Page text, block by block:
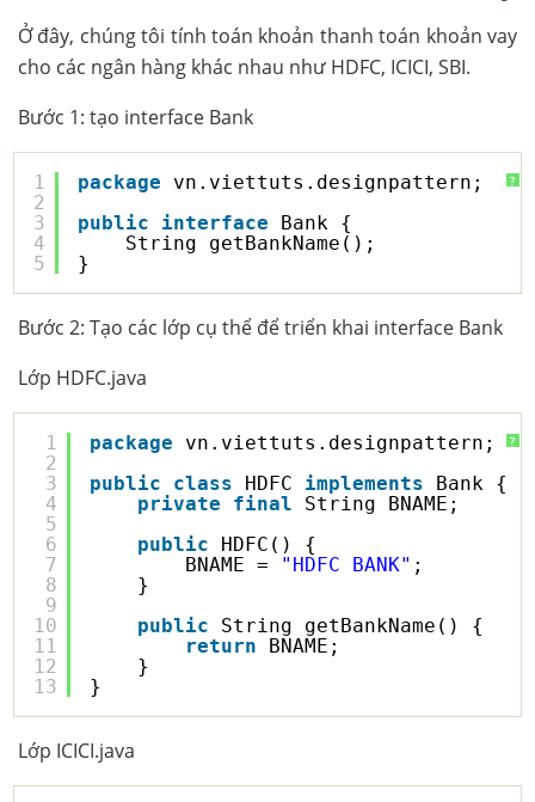
Ở đây, chúng tôi tính toán khoản thanh toán khoản vay
cho các ngân hàng khác nhau như HDFC, ICICI, SBI.
Bước 1: tạo interface Bank
?
1
2
3
4
5
package
vn.viettuts.designpattern;
public
interface
Bank {
String getBankName();
}
Bước 2: Tạo các lớp cụ thể để triển khai interface Bank
Lớp HDFC.java
?
1
2
3
4
5
6
7
8
9
10
11
12
13
package
vn.viettuts.designpattern;
public
class HDFC implements
Bank {
private
final
String BNAME;
public
HDFC() {
BNAME = "HDFC BANK" ;
}
public
String getBankName() {
return
BNAME;
}
}
Lớp ICICI.java